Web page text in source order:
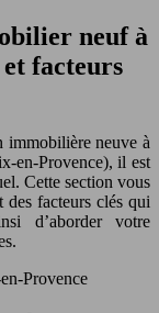
neuf à
facteurs
immobilière neuve à
en-Provence), il est
Cette section vous
des facteurs clés qui
d’aborder votre